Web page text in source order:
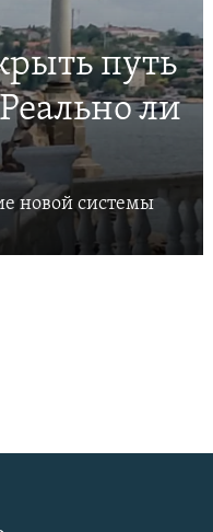
путь
ли
новой системы